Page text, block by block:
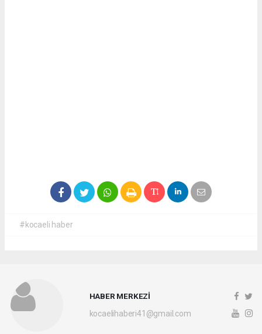
#kocaeli haber
HABER MERKEZİ
kocaelihaberi41@gmail.com